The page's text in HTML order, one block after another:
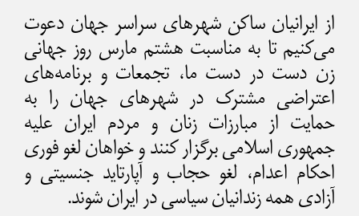
از ایرانیان ساکن شهرهای سراسر جهان دعوت
می‌کنیم تا به مناسبت هشتم مارس روز جهانی
زن دست در دست ما، تجمعات و برنامه‌های
اعتراضی مشترک در شهرهای جهان را به
حمایت از مبارزات زنان و مردم ایران علیه
جمهوری اسلامی برگزار کنند و خواهان لغو فوری
احکام اعدام، لغو حجاب و آپارتاید جنسیتی و
آزادی همه زندانیان سیاسی در ایران شوند.